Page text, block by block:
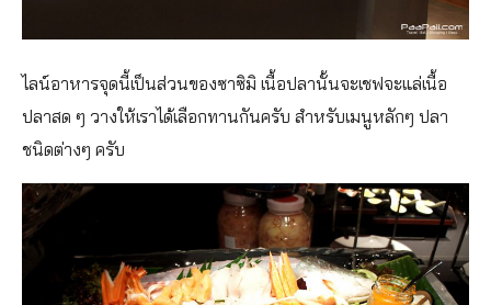
ไลน์อาหารจุดนี้เป็นส่วนของซาซิมิ เนื้อปลานั้นจะเชฟจะแล่เนื้อ
ปลาสด ๆ วางให้เราได้เลือกทานกันครับ สำหรับเมนูหลักๆ ปลา
ชนิดต่างๆ ครับ